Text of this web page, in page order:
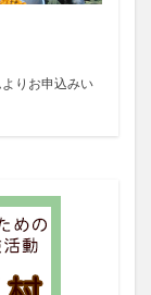
りお申込みい